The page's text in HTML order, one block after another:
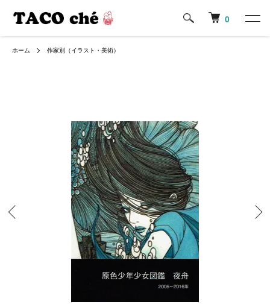
0
ホーム 作家別（イラスト・美術）